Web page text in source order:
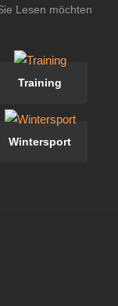
Lesen möchten
Training
Wintersport